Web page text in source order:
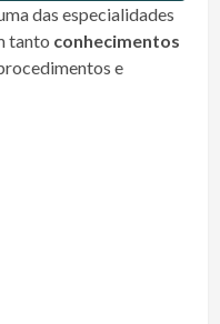
das especialidades
tanto conhecimentos
e